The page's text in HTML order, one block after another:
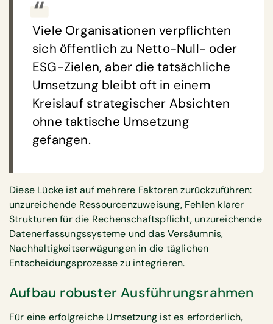
Viele Organisationen verpflichten
sich öffentlich zu Netto-Null- oder
ESG-Zielen, aber die tatsächliche
Umsetzung bleibt oft in einem
Kreislauf strategischer Absichten
ohne taktische Umsetzung
gefangen.
Diese Lücke ist auf mehrere Faktoren zurückzuführen:
unzureichende Ressourcenzuweisung, Fehlen klarer
Strukturen für die Rechenschaftspflicht, unzureichende
Datenerfassungssysteme und das Versäumnis,
Nachhaltigkeitserwägungen in die täglichen
Entscheidungsprozesse zu integrieren.
Aufbau robuster Ausführungsrahmen
Für eine erfolgreiche Umsetzung ist es erforderlich,